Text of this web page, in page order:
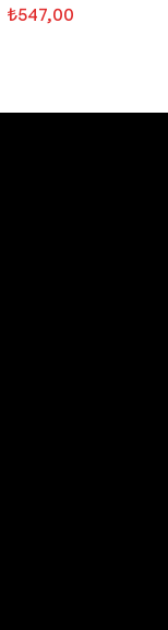
₺547,00